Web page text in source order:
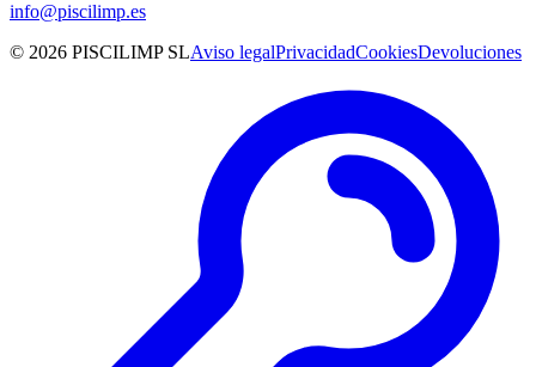
info@piscilimp.es
© 2026 PISCILIMP SLAviso legalPrivacidadCookiesDevoluciones